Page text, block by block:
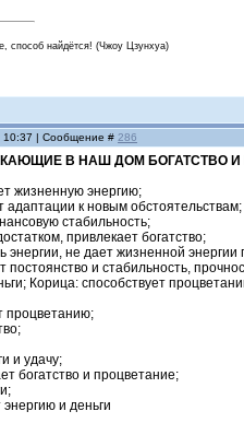
способ найдётся! (Чжоу Цзунхуа)
10:37 | Сообщение # 286
В НАШ ДОМ БОГАТСТВО И
жизненную энергию;
адаптации к новым обстоятельствам;
стабильность;
привлекает богатство;
энергии, не дает жизненной энергии
постоянство и стабильность,
Корица: способствует
процветанию;
и удачу;
богатство и процветание;
и деньги